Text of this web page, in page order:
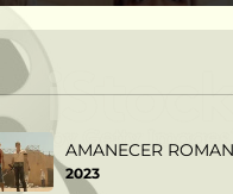
AMANECER
2023